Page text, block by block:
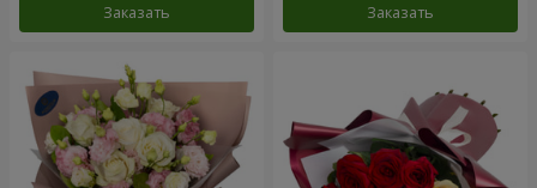
Заказать Заказать